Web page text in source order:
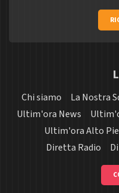
Chi siamo La Nostra
Ultim'ora News
Ultim'ora Alto
Diretta Radio